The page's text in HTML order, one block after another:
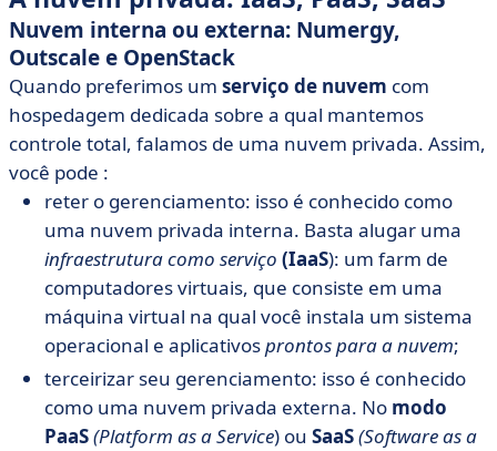
Nuvem interna ou externa: Numergy,
Outscale e OpenStack
Quando preferimos um serviço de nuvem com
hospedagem dedicada sobre a qual mantemos
controle total, falamos de uma nuvem privada. Assim,
você pode :
reter o gerenciamento: isso é conhecido como
uma nuvem privada interna. Basta alugar uma
infraestrutura como serviço (IaaS): um farm de
computadores virtuais, que consiste em uma
máquina virtual na qual você instala um sistema
operacional e aplicativosprontos para a nuvem;
terceirizar seu gerenciamento: isso é conhecido
como uma nuvem privada externa. No modo
PaaS(Platform as a Service) ou SaaS(Software as a